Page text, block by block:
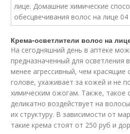
Крема-осветлители волос на
На сегодняшний день в аптеке
предназначенный для осветления
менее агрессивный, чем красящие
голове, ухаживает за кожей и не
химическим ожогам. Также, такое
деликатно воздействует на
их структуру. В зависимости от
такие крема стоят от 250 руб и